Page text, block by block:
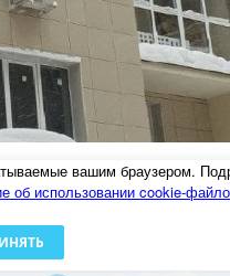
вашим браузером.
об использовании cookie-